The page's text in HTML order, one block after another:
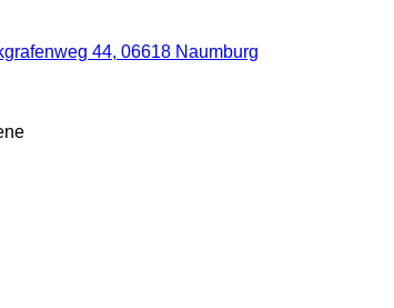
44, 06618 Naumburg